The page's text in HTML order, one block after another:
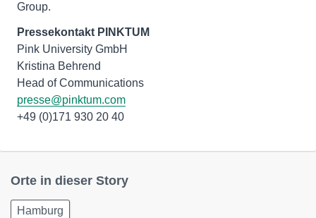
Group.
Pressekontakt PINKTUM
Pink University GmbH
Kristina Behrend
presse@pinktum.com
+49 (0)171 930 20 40
Orte in dieser Story
Hamburg